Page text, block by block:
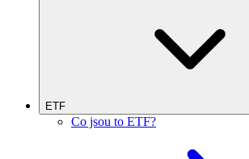
ETF
Co jsou to ETF?